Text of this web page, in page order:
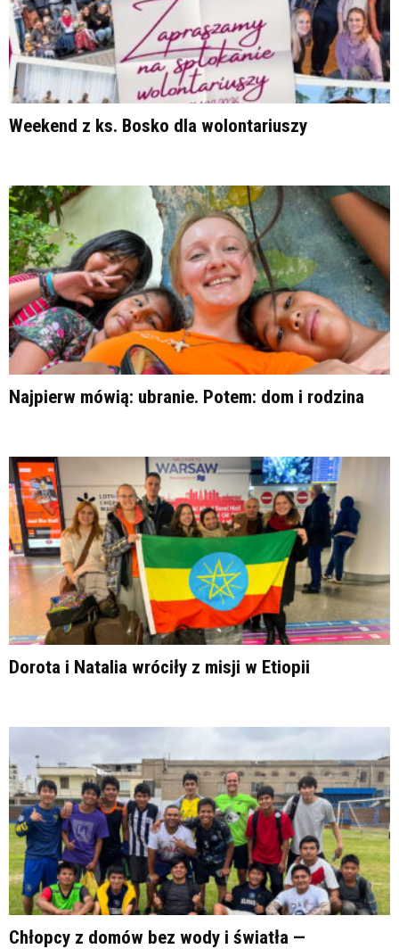
Weekend z ks. Bosko dla wolontariuszy
Najpierw mówią: ubranie. Potem: dom i rodzina
Dorota i Natalia wróciły z misji w Etiopii
Chłopcy z domów bez wody i światła —